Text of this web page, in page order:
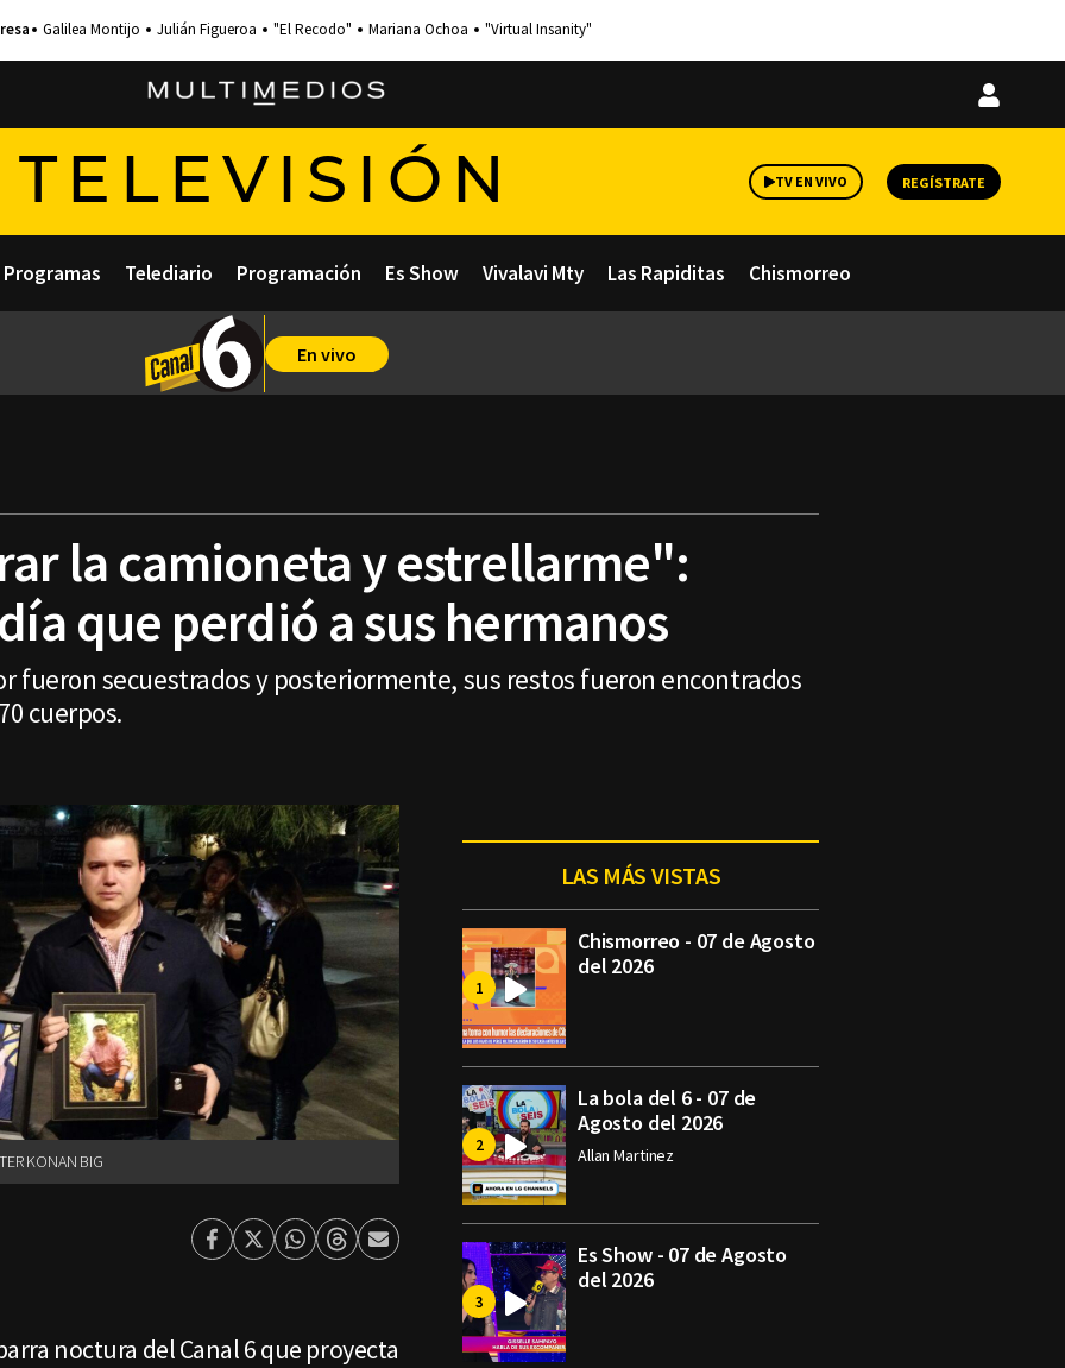
Galilea Montijo Julián Figueroa "El Recodo" Mariana Ochoa "Virtual Insanity"
Iniciar
TELEVISIÓN TV EN VIVO REGÍSTRATE
Programas Telediario Programación Es Show Vivalavi Mty Las Rapiditas Chismorreo
En vivo
la camioneta y estrellarme":
que perdió a sus hermanos
fueron secuestrados y posteriormente, sus restos fueron encontrados
cuerpos.
KONAN BIG
Facebook
TwitterWhatsapp
ThreadsEnviar
noctura del Canal 6 que proyecta
LAS MÁS VISTAS
Chismorreo - 07 de Agosto
del 2026
La bola del 6 - 07 de
Agosto del 2026
Allan Martinez
Es Show - 07 de Agosto
del 2026